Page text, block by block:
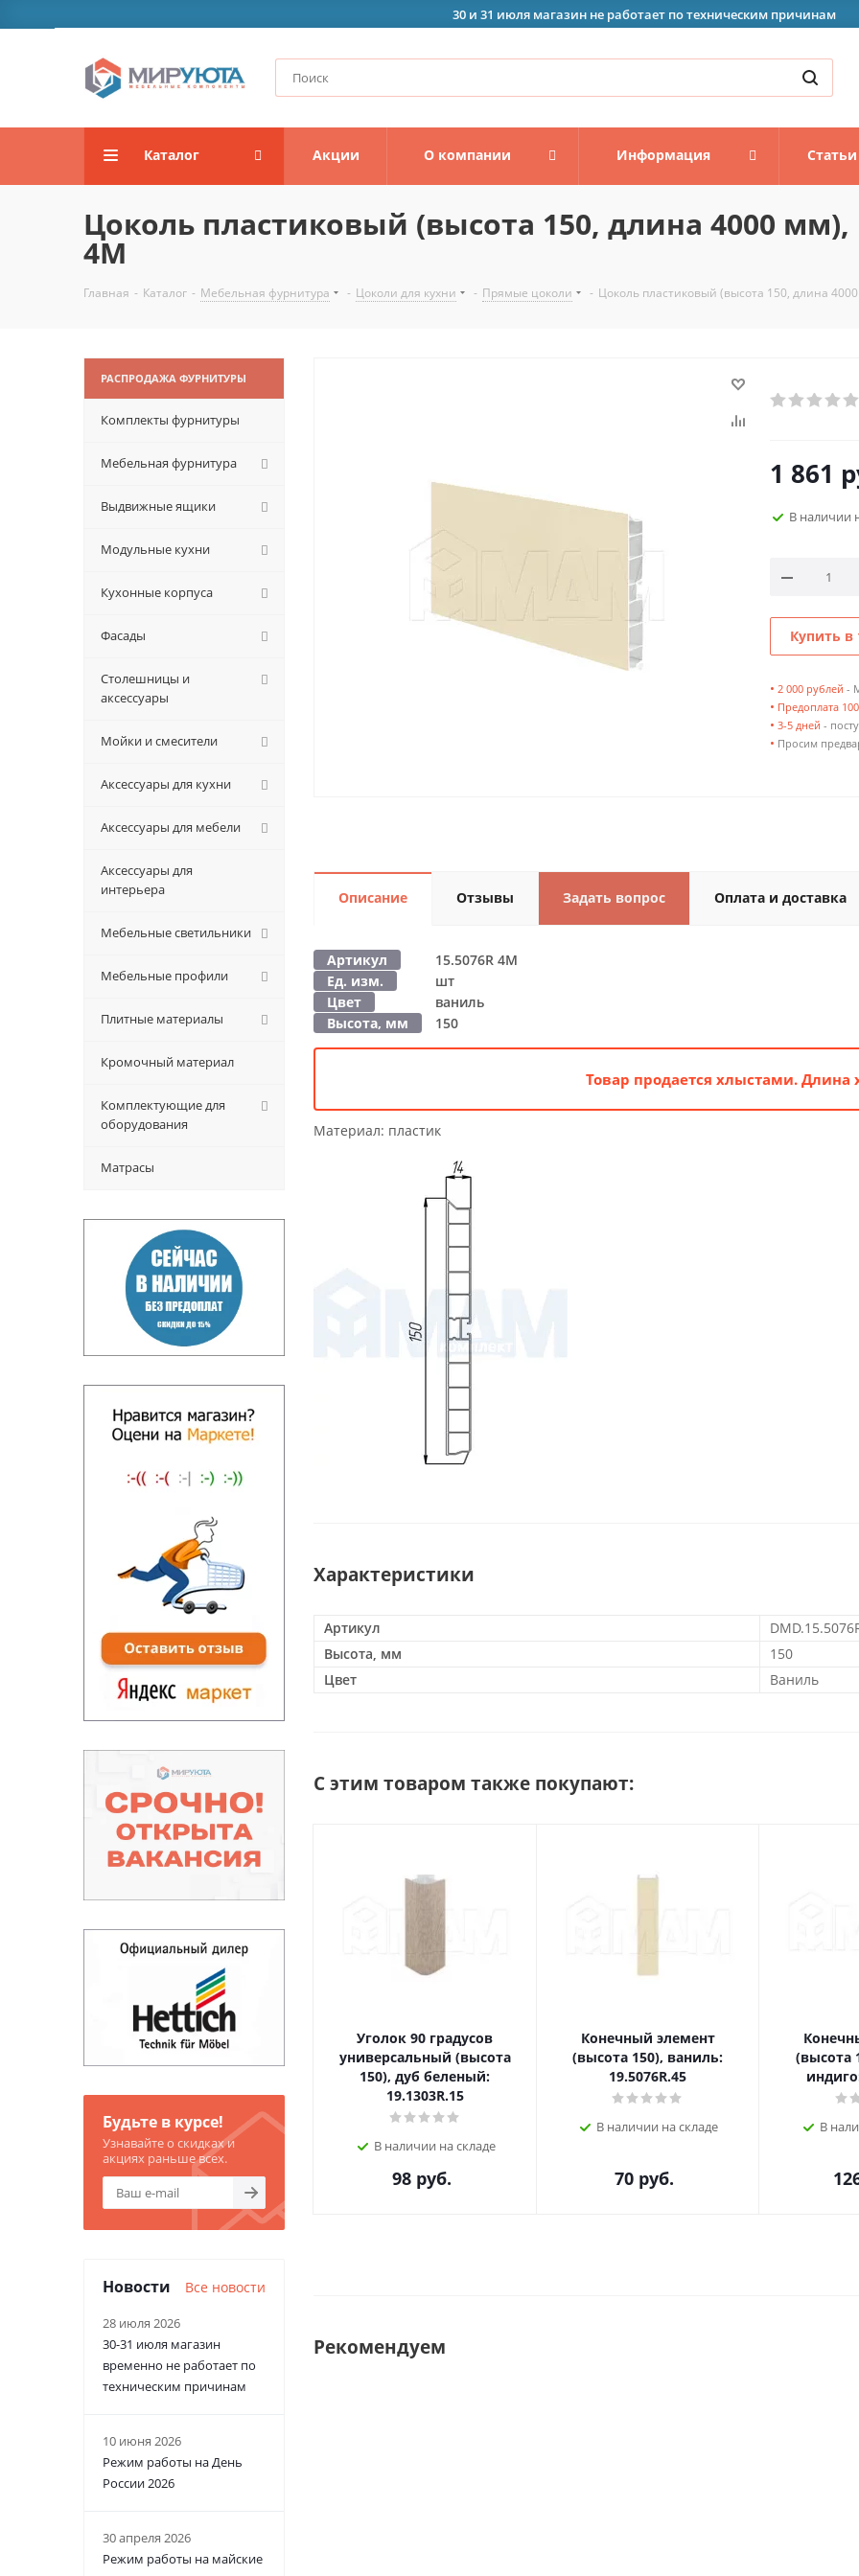
30 и 31 июля магазин не работает по техническим причинам
Каталог Акции О компании Информация Статьи
Цоколь пластиковый (высота 150, длина 4000 мм),
4M
Главная - Каталог - Мебельная фурнитура - Цоколи для кухни - Прямые цоколи - Цоколь пластиковый (высота 150, длина
1 861
В наличии
Купить в
• 2 000 рублей -
• Предоплата
• 3-5 дней -
• Просим
Описание Отзывы Задать вопрос Оплата и доставка
Артикул
15.5076R 4M
Ед. изм.
шт
Цвет
ваниль
Высота, мм
150
Товар продается хлыстами. Длина
Материал: пластик
Характеристики
Артикул
Высота, мм
150
Цвет
Ваниль
С этим товаром также покупают:
Уголок 90 градусов
универсальный (высота
150), дуб беленый:
19.1303R.15
В наличии на складе
98руб.
Конечный элемент
(высота 150), ваниль:
19.5076R.45
В наличии на складе
70 руб.
(высота
В
Рекомендуем
РАСПРОДАЖА ФУРНИТУРЫ
Комплекты фурнитуры
Мебельная фурнитура
Выдвижные ящики
Модульные кухни
Кухонные корпуса
Фасады
Столешницы и
аксессуары
Мойки и смесители
Аксессуары для кухни
Аксессуары для мебели
Аксессуары для
интерьера
Мебельные светильники
Мебельные профили
Плитные материалы
Кромочный материал
Комплектующие для
оборудования
Матрасы
Будьте в курсе!
Узнавайте о скидках и
акциях раньше всех.
Новости Все новости
28 июля 2026
30-31 июля магазин
временно не работает по
техническим причинам
10 июня 2026
Режим работы на День
России 2026
30 апреля 2026
Режим работы на майские